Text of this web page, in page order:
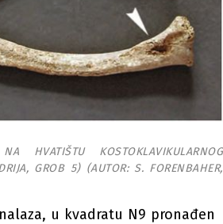
HVATIŠTU KOSTOKLAVIKULARNOG
GROB 5) (AUTOR: S. FORENBAHER,
u kvadratu N9 pronađen